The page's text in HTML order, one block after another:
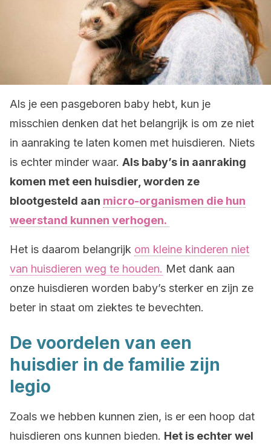
Als je een pasgeboren baby hebt, kun je
misschien denken dat het belangrijk is om ze niet
in aanraking te laten komen met huisdieren. Niets
is echter minder waar. Als baby’s in aanraking
komen met een huisdier, worden ze
blootgesteld aan micro-organismen die hun
weerstand kunnen verhogen.
Het is daarom belangrijk om kleine kinderen niet
van huisdieren weg te houden. Met dank aan
onze huisdieren worden baby’s sterker en zijn ze
beter in staat om ziektes te bevechten.
De voordelen van een
huisdier in de familie zijn
legio
Zoals we hebben kunnen zien, is er een hoop dat
huisdieren ons kunnen bieden. Het is echter wel